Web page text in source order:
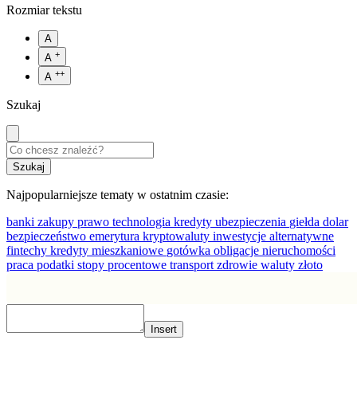
Rozmiar tekstu
A
A +
A ++
Szukaj
Najpopularniejsze tematy w ostatnim czasie:
banki zakupy prawo technologia kredyty ubezpieczenia giełda dolar
bezpieczeństwo emerytura kryptowaluty inwestycje alternatywne
fintechy kredyty mieszkaniowe gotówka obligacje nieruchomości
praca podatki stopy procentowe transport zdrowie waluty złoto
Insert